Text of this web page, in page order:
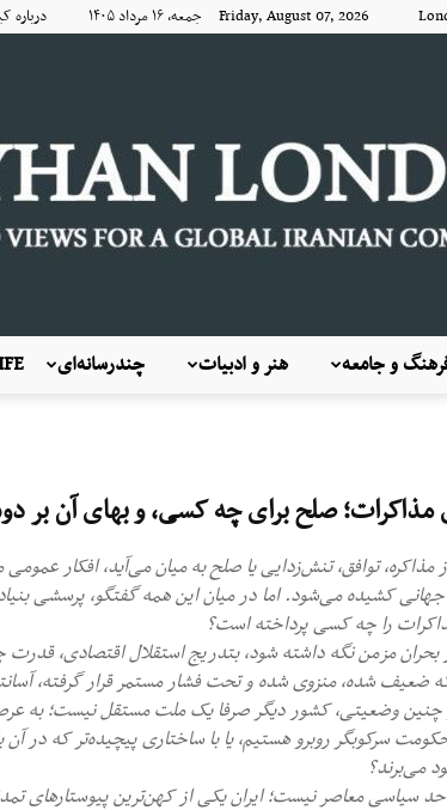
Friday, August 07, 2026 جمعه, ۱۶ مرداد ۱۴۰۵ درباره
کیهان
لندن
چندرسانه‌ای هنر و ادبیات و جامعه
مذاکرات؛ صلح برای چه کسی، و بهای آن
توافق، تنش‌زدایی یا صلح به میان می‌آید، افکار
جهانی کشیده می‌شود. اما در میان این همه گفتگو، پرسشی
را چه کسی پرداخته است؟
مزمن نگه داشته شود، بتدریج استقلال اقتصادی، قدرت
شده، منزوی شده و تحت فشار مستمر قرار گرفته،
وضعیتی، کشور دیگر صرفا یک ملت مستقل نیست؛ به
سرکوبگر روبرو هستیم، یا با ساختاری پیچیده‌تر که در
می‌برند؟
سیاسی معاصر نیست؛ ایران یکی از کهن‌ترین